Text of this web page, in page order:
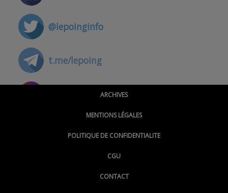
@lepoinginfo
t.me/lepoing
@montpellierpoinginfo
@LePoingMontpellier
ARCHIVES
MENTIONS LÉGALES
POLITIQUE DE CONFIDENTIALITE
CGU
CONTACT